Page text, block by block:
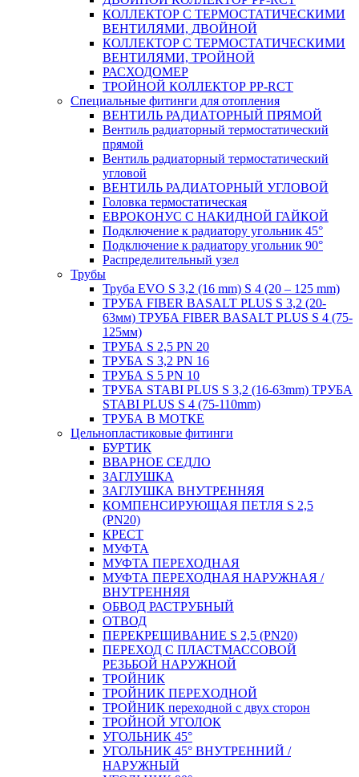
КОЛЛЕКТОР С ТЕРМОСТАТИЧЕСКИМИ
ВЕНТИЛЯМИ, ДВОЙНОЙ
КОЛЛЕКТОР С ТЕРМОСТАТИЧЕСКИМИ
ВЕНТИЛЯМИ, ТРОЙНОЙ
РАСХОДОМЕР
ТРОЙНОЙ КОЛЛЕКТОР PP-RCT
Специальные фитинги для отопления
ВЕНТИЛЬ РАДИАТОРНЫЙ ПРЯМОЙ
Вентиль радиаторный термостатический
прямой
Вентиль радиаторный термостатический
угловой
ВЕНТИЛЬ РАДИАТОРНЫЙ УГЛОВОЙ
Головка термостатическая
ЕВРОКОНУС С НАКИДНОЙ ГАЙКОЙ
Подключение к радиатору угольник 45°
Подключение к радиатору угольник 90°
Распределительный узел
Трубы
Труба EVO S 3,2 (16 mm) S 4 (20 – 125 mm)
ТРУБА FIBER BASALT PLUS S 3,2 (20-
63мм) ТРУБА FIBER BASALT PLUS S 4 (75-
125мм)
ТРУБА S 2,5 PN 20
ТРУБА S 3,2 PN 16
ТРУБА S 5 PN 10
ТРУБА STABI PLUS S 3,2 (16-63mm) ТРУБА
STABI PLUS S 4 (75-110mm)
ТРУБА В МОТКЕ
Цельнопластиковые фитинги
БУРТИК
ВВАРНОЕ СЕДЛО
ЗАГЛУШКА
ЗАГЛУШКА ВНУТРЕННЯЯ
КОМПЕНСИРУЮЩАЯ ПЕТЛЯ S 2,5
(PN20)
КРЕСТ
МУФТА
МУФТА ПЕРЕХОДНАЯ
МУФТА ПЕРЕХОДНАЯ НАРУЖНАЯ /
ВНУТРЕННЯЯ
ОБВОД РАСТРУБНЫЙ
ОТВОД
ПЕРЕКРЕЩИВАНИЕ S 2,5 (PN20)
ПЕРЕХОД С ПЛАСТМАССОВОЙ
РЕЗЬБОЙ НАРУЖНОЙ
ТРОЙНИК
ТРОЙНИК ПЕРЕXОДНОЙ
ТРОЙНИК переходной с двух сторон
ТРОЙНОЙ УГОЛОК
УГОЛЬНИК 45°
УГОЛЬНИК 45° ВНУТРЕННИЙ /
НАРУЖНЫЙ